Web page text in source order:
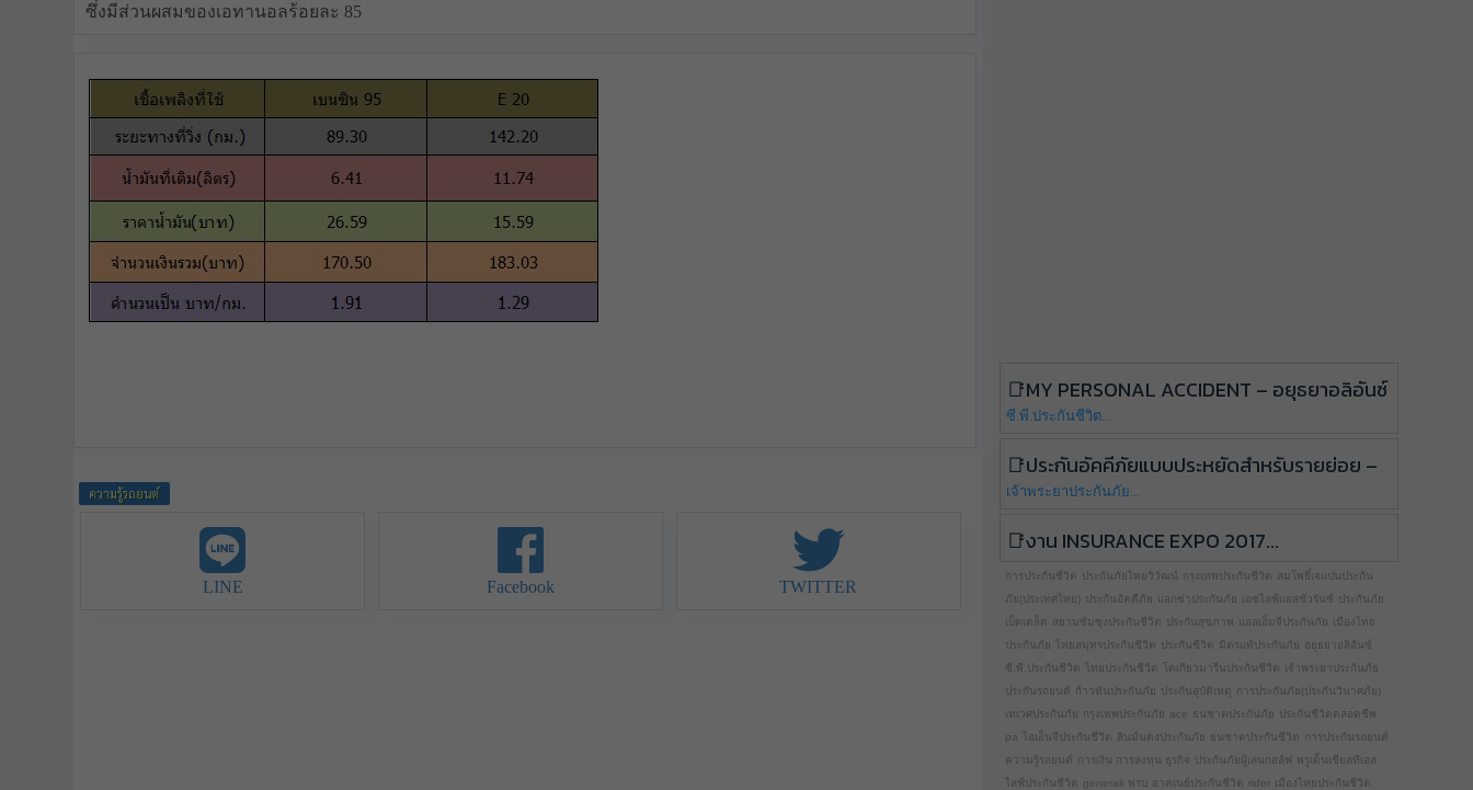
ซึ่งมีส่วนผสมของเอทานอลร้อยละ 85
ความรู้รถยนต์
LINE Facebook TWITTER
My Personal Accident – อยุธยาอลิอันซ์
ซี.พี.ประกันชีวิต...
ประกันอัคคีภัยแบบประหยัดสำหรับรายย่อย –
เจ้าพระยาประกันภัย...
งาน Insurance Expo 2017...
การประกันชีวิต ประกันภัยไทยวิวัฒน์ กรุงเทพประกันชีวิต สมโพธิ์เจแปนประกัน
ภัย(ประเทศไทย) ประกันอัคคีภัย แอกซ่าประกันภัย เอซไลฟ์แอสชัวรันซ์
ประกันภัย
เบ็ดเตล็ด
สยามซัมซุงประกันชีวิต ประกันสุขภาพ แอลเอ็มจีประกันภัย เมืองไทย
ประกันภัย
ไทยสมุทรประกันชีวิต ประกันชีวิต มิตรแท้ประกันภัย อยุธยาอลิอันซ์
ซี.พี.ประกันชีวิต
ไทยประกันชีวิต โตเกียวมารีนประกันชีวิต เจ้าพระยาประกันภัย
ประกันรถยนต์
ก้าวทันประกันภัย ประกันอุบัติเหตุ การประกันภัย(ประกันวินาศภัย)
เทเวศประกันภัย กรุงเทพประกันภัย ace ธนชาตประกันภัย ประกันชีวิตตลอดชีพ
pa
ไอเอ็นจีประกันชีวิต สินมั่นคงประกันภัย ธนชาตประกันชีวิต การประกันรถยนต์
ความรู้รถยนต์
การเงิน การลงทุน ธุรกิจ ประกันภัยผู้เล่นกอล์ฟ
พรูเด็นเชียลทีเอส
ไลฟ์ประกันชีวิต generali พรบ อาคเนย์ประกันชีวิต rider เมืองไทยประกันชีวิต